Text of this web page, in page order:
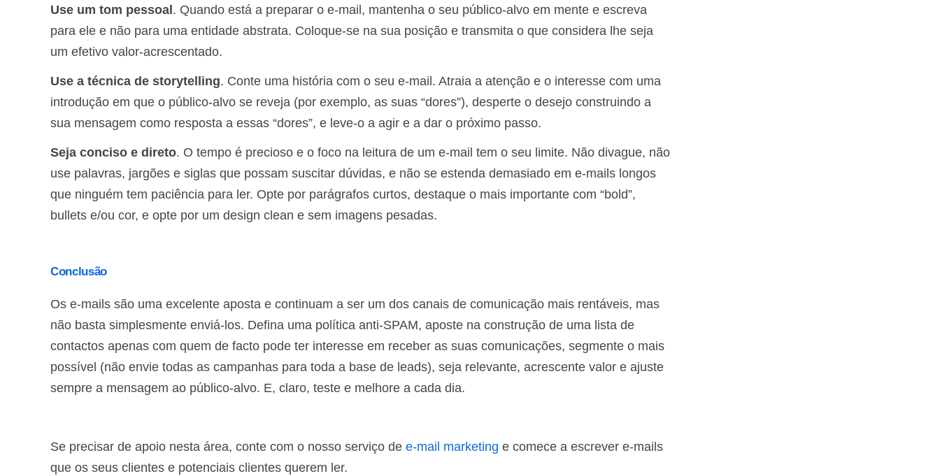
Use um tom pessoal . Quando está a preparar o e-mail, mantenha o seu público-alvo em mente e escreva
para ele e não para uma entidade abstrata. Coloque-se na sua posição e transmita o que considera lhe seja
um efetivo valor-acrescentado.
Use a técnica de storytelling. Conte uma história com o seu e-mail. Atraia a atenção e o interesse com uma
introdução em que o público-alvo se reveja (por exemplo, as suas “dores”), desperte o desejo construindo a
sua mensagem como resposta a essas “dores”, e leve-o a agir e a dar o próximo passo.
Seja conciso e direto. O tempo é precioso e o foco na leitura de um e-mail tem o seu limite. Não divague, não
use palavras, jargões e siglas que possam suscitar dúvidas, e não se estenda demasiado em e-mails longos
que ninguém tem paciência para ler. Opte por parágrafos curtos, destaque o mais importante com “bold”,
bullets e/ou cor, e opte por um design clean e sem imagens pesadas.
Conclusão
Os e-mails são uma excelente aposta e continuam a ser um dos canais de comunicação mais rentáveis, mas
não basta simplesmente enviá-los. Defina uma política anti-SPAM, aposte na construção de uma lista de
contactos apenas com quem de facto pode ter interesse em receber as suas comunicações, segmente o mais
possível (não envie todas as campanhas para toda a base de leads), seja relevante, acrescente valor e ajuste
sempre a mensagem ao público-alvo. E, claro, teste e melhore a cada dia.
Se precisar de apoio nesta área, conte com o nosso serviço de e-mail marketing e comece a escrever e-mails
que os seus clientes e potenciais clientes querem ler.